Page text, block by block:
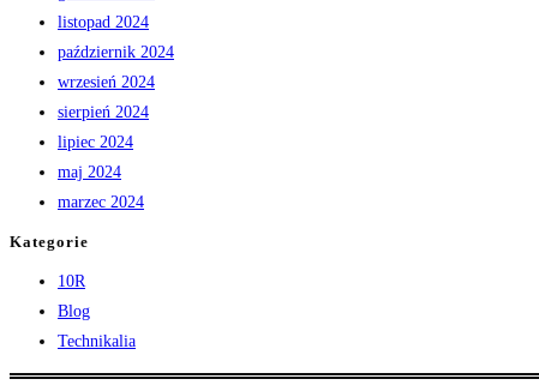
listopad 2024
październik 2024
wrzesień 2024
sierpień 2024
lipiec 2024
maj 2024
marzec 2024
Kategorie
10R
Blog
Technikalia